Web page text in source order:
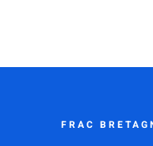
FRAC